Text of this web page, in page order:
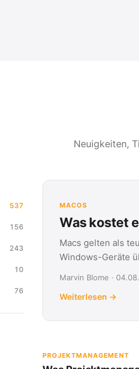
Neuigkeiten,
537
156
243
10
76
MACOS
Was kostet
Macs gelten als
Windows-Geräte
Marvin Blome ·
Weiterlesen →
PROJEKTMANAGEMENT